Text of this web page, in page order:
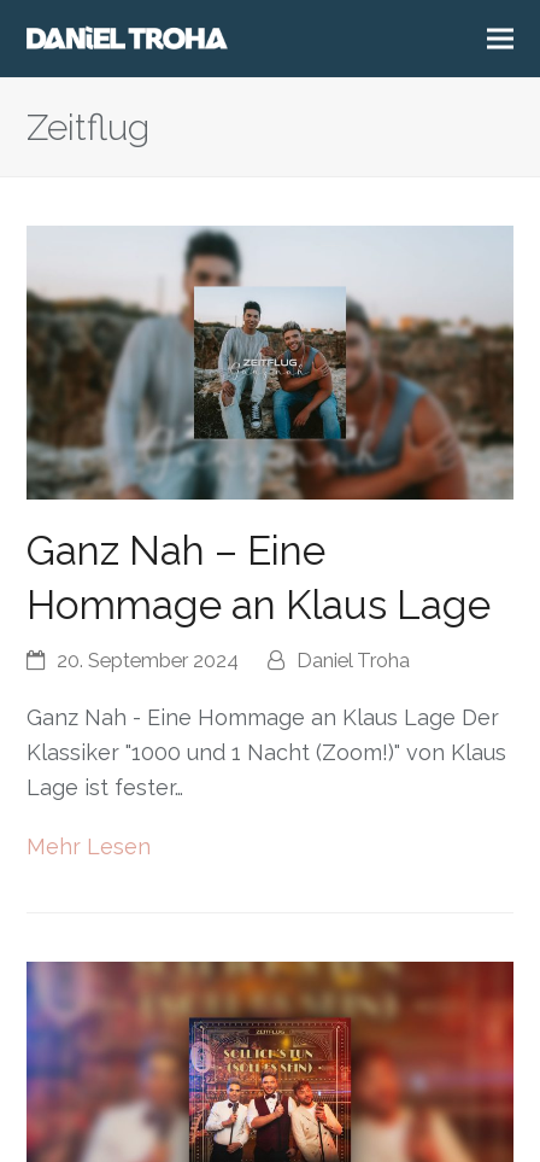
Zeitflug
Ganz Nah – Eine
Hommage an Klaus Lage
20. September 2024 Daniel Troha
Ganz Nah - Eine Hommage an Klaus Lage Der
Klassiker "1000 und 1 Nacht (Zoom!)" von Klaus
Lage ist fester…
Mehr Lesen